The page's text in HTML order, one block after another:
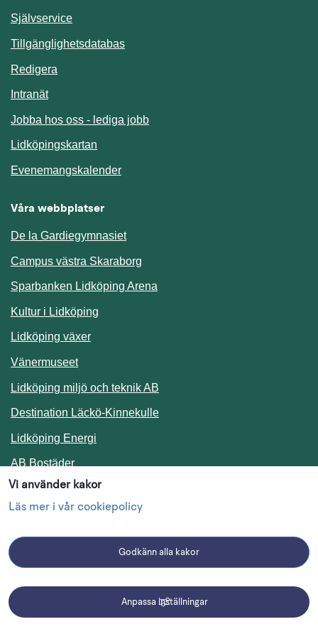
Vi använder kakor
Läs mer i vår cookiepolicy
Godkänn alla kakor
Anpassa inställningar
SjälvserviceLänk till annan webbplats.
TillgänglighetsdatabasLänk till annan webbplats.
Redigera
IntranätLänk till annan webbplats.
Jobba hos oss - lediga jobb
Lidköpingskartan
EvenemangskalenderLänk till annan webbplats.
Våra webbplatser
De la Gardiegymnasiet
Campus västra Skaraborg
Sparbanken Lidköping Arena
Kultur i Lidköping
Lidköping växer
Vänermuseet
Lidköping miljö och teknik AB
Destination Läckö-KinnekulleLänk till annan webbplats.
Lidköping Energi
AB BostäderLänk till annan webbplats.
Följ oss i sociala medier
Linkedin